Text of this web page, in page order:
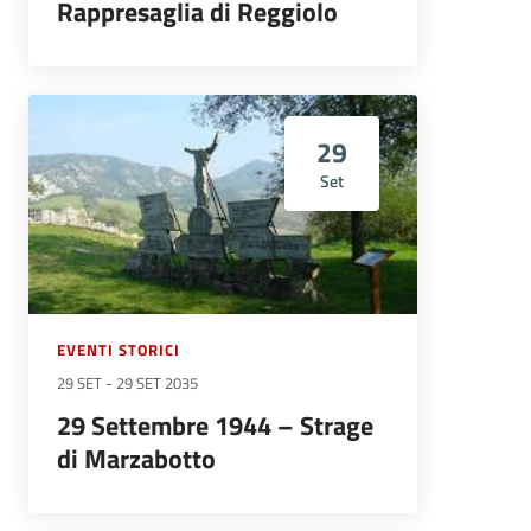
Rappresaglia di Reggiolo
29
Set
EVENTI STORICI
29 SET - 29 SET 2035
29 Settembre 1944 – Strage
di Marzabotto